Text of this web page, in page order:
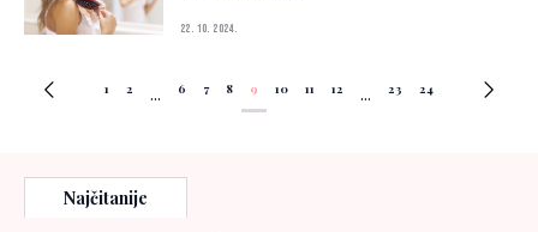
22. 10. 2024.
1 2 ... 6 7 8 9 10 11 12 ... 23 24
Najčitanije